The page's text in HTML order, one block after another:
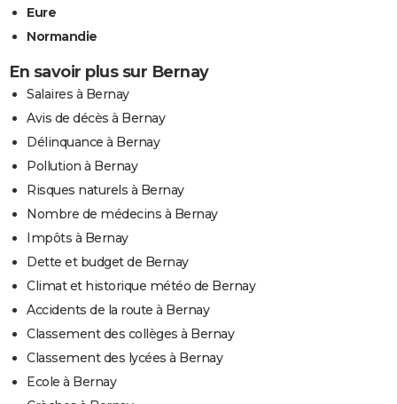
Eure
Normandie
En savoir plus sur Bernay
Salaires à Bernay
Avis de décès à Bernay
Délinquance à Bernay
Pollution à Bernay
Risques naturels à Bernay
Nombre de médecins à Bernay
Impôts à Bernay
Dette et budget de Bernay
Climat et historique météo de Bernay
Accidents de la route à Bernay
Classement des collèges à Bernay
Classement des lycées à Bernay
Ecole à Bernay